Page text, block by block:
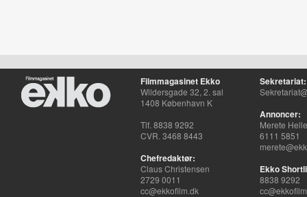
Filmmagasinet Ekko
Wildersgade 32, 2. sal
1408 København K
Tlf. 8838 9292
CVR. 3468 8443
Chefredaktør:
Claus Christensen
2729 0011
cc@ekkofilm.dk
Sekretariat:
Annoncer:
Merete
6111 5851
Ekko
8838 9292